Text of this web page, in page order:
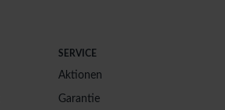
SERVICE
Aktionen
Garantie